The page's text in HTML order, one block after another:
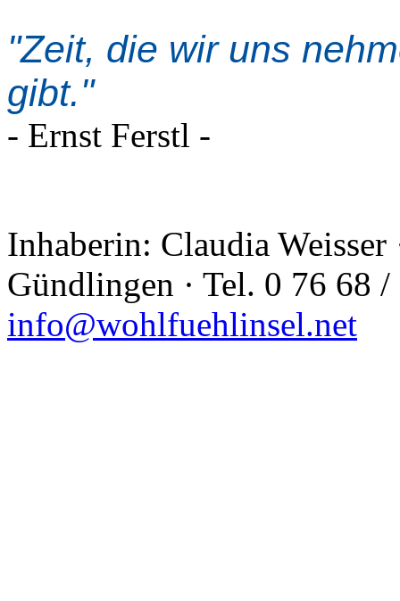
"Zeit, die wir uns
gibt."
- Ernst Ferstl -
Inhaberin: Claudia
Gündlingen · Tel. 0 76 68 /
info@wohlfuehlinsel.net